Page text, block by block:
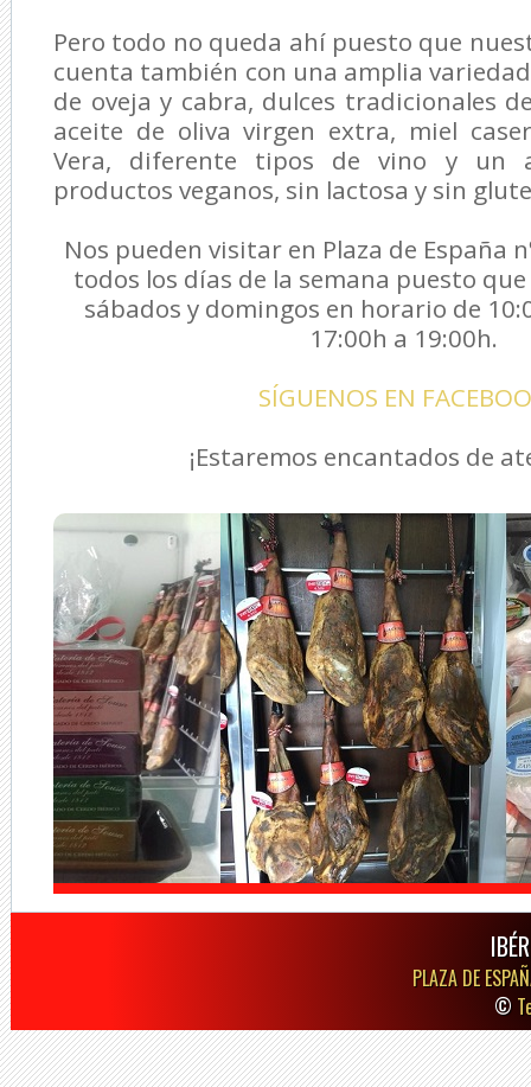
Pero todo no queda ahí puesto que
cuenta también con una amplia
de oveja y cabra, dulces tradicionales
aceite de oliva virgen extra, miel
Vera, diferente tipos de vino y un
productos veganos, sin lactosa y sin
Nos pueden visitar en Plaza de España
todos los días de la semana puesto
sábados y domingos en horario de
17:00h a 19:00h.
SÍGUENOS EN
¡Estaremos encantados de
PLAZA DE
©